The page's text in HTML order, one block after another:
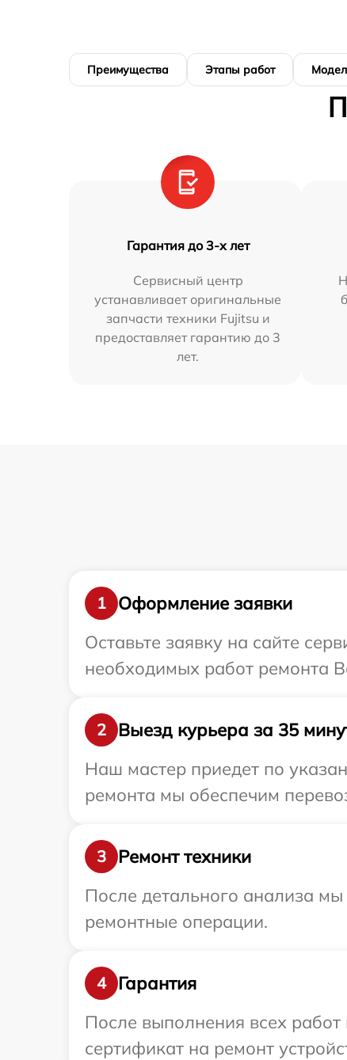
Преимущества Этапы работ
Гарантия до 3-х лет
Сервисный центр
устанавливает оригинальные
запчасти техники Fujitsu и
предоставляет гарантию до 3
лет.
1
Оформление заявки
Оставьте заявку на сайте
необходимых работ ремонта
2
Выезд курьера за 35
Наш мастер приедет по
ремонта мы обеспечим
3
Ремонт техники
После детального анализа
ремонтные операции.
4
Гарантия
После выполнения всех
сертификат на ремонт